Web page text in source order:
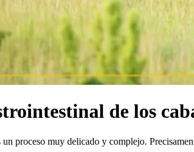
de los
proceso muy delicado y complejo.